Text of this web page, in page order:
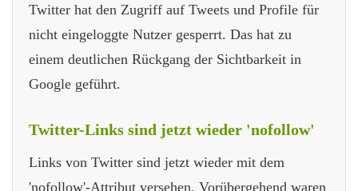
Twitter hat den Zugriff auf Tweets und Profile für
nicht eingeloggte Nutzer gesperrt. Das hat zu
einem deutlichen Rückgang der Sichtbarkeit in
Google geführt.
Twitter-Links sind jetzt wieder 'nofollow'
Links von Twitter sind jetzt wieder mit dem
'nofollow'-Attribut versehen. Vorübergehend waren